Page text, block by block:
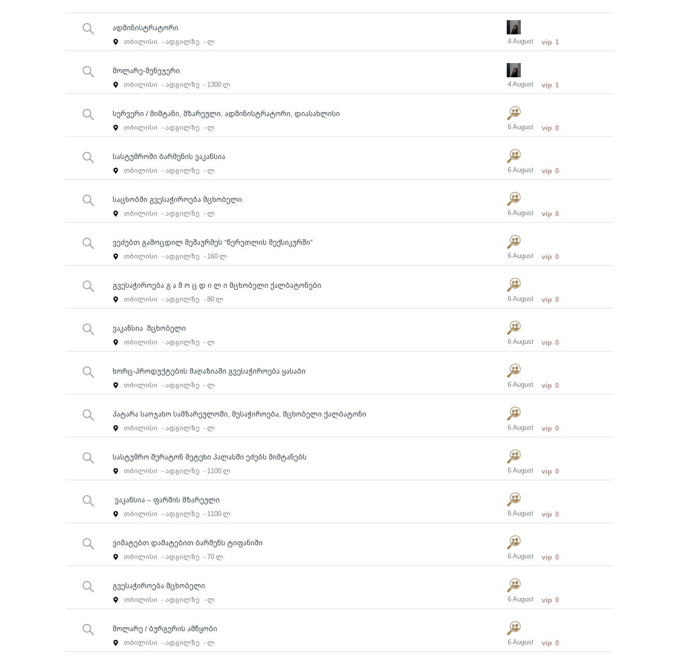
ადმინისტრატორი
თბილისი - ადგილზე - ლ 4 August vip 1
მოლარე-მენეჯერი
თბილისი - ადგილზე - 1300 ლ 4 August vip 1
სერვერი / მიმტანი, მზარეული, ადმინისტრატორი, დიასახლისი
თბილისი - ადგილზე - ლ 6 August vip 0
სასტუმროში ბარმენის ვაკანსია
თბილისი - ადგილზე - ლ 6 August vip 0
საცხობში გვესაჭიროება მცხობელი.
თბილისი - ადგილზე - ლ 6 August vip 0
ვეძებთ გამოცდილ მეშაურმეს “წერეთლის მექსიკურში”
თბილისი - ადგილზე - 160 ლ 6 August vip 0
გვესაჭიროება გ ა მ ო ც დ ი ლ ი მცხობელი ქალბატონები
თბილისი - ადგილზე - 80 ლ 6 August vip 0
ვაკანსია მცხობელი
თბილისი - ადგილზე - ლ 6 August vip 0
ხორც-პროდუქტების მაღაზიაში გვესაჭიროება ყასაბი
თბილისი - ადგილზე - ლ 6 August vip 0
პატარა საოჯახო სამზარეულოში, მესაჭიროება, მცხობელი ქალბატონი
თბილისი - ადგილზე - ლ 6 August vip 0
სასტუმრო შერატონ მეტეხი პალასში ეძებს მიმტანებს
თბილისი - ადგილზე - 1100 ლ 6 August vip 0
ვაკანსია – ფარშის მზარეული
თბილისი - ადგილზე - 1100 ლ 6 August vip 0
ვიმატებთ დამატებით ბარმენს ტიფანიში
თბილისი - ადგილზე - 70 ლ 6 August vip 0
გვესაჭიროება მცხობელი
თბილისი - ადგილზე - ლ 6 August vip 0
მოლარე / ბურგერის ამწყობი
თბილისი - ადგილზე - ლ 6 August vip 0